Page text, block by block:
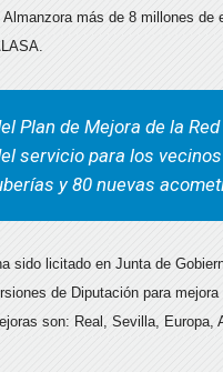
más de 8 millones
Plan de Mejora de la
servicio para los
y 80 nuevas
sido licitado en Junta de
de Diputación para
son: Real, Sevilla, Europa,